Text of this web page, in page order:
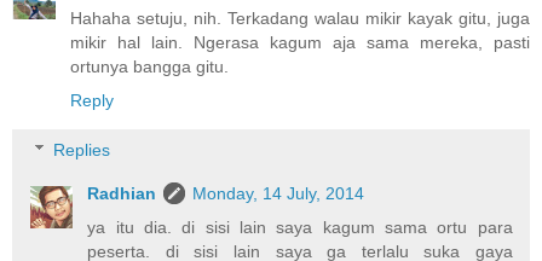
Hahaha setuju, nih. Terkadang walau mikir kayak gitu, juga
mikir hal lain. Ngerasa kagum aja sama mereka, pasti
ortunya bangga gitu.
Reply
Replies
Radhian
Monday, 14 July, 2014
ya itu dia. di sisi lain saya kagum sama ortu para
peserta. di sisi lain saya ga terlalu suka gaya